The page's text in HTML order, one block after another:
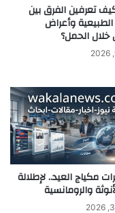
تعرفين الفرق بين
وأعراض
خلال الحمل؟
مكياج العيد.. لإطلالة
والرومانسية